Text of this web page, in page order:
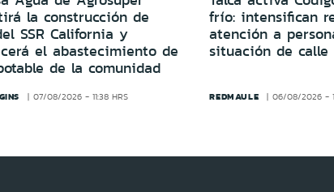
la construcción de
SSR California y
el abastecimiento de
de la comunidad
07/08/2026 - 11:38 HRS
frío: intensifican
atención a
situación de calle
REDMAULE 06/08/2026 -